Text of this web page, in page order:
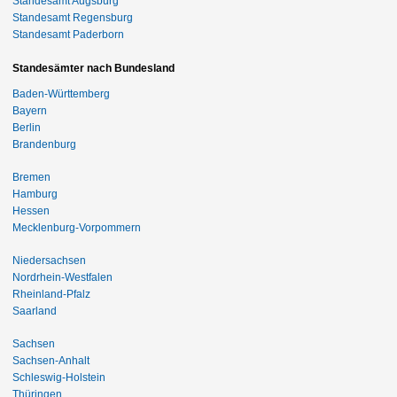
Standesamt Regensburg
Standesamt Paderborn
Standesämter nach Bundesland
Baden-Württemberg
Bayern
Berlin
Brandenburg
Bremen
Hamburg
Hessen
Mecklenburg-Vorpommern
Niedersachsen
Nordrhein-Westfalen
Rheinland-Pfalz
Saarland
Sachsen
Sachsen-Anhalt
Schleswig-Holstein